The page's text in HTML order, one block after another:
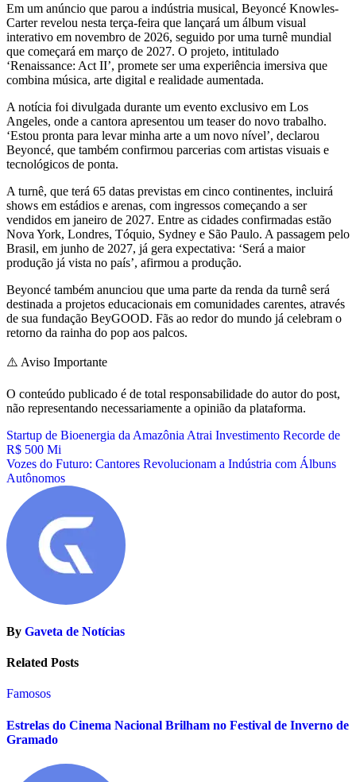
Em um anúncio que parou a indústria musical, Beyoncé Knowles-
Carter revelou nesta terça-feira que lançará um álbum visual
interativo em novembro de 2026, seguido por uma turnê mundial
que começará em março de 2027. O projeto, intitulado
‘Renaissance: Act II’, promete ser uma experiência imersiva que
combina música, arte digital e realidade aumentada.
A notícia foi divulgada durante um evento exclusivo em Los
Angeles, onde a cantora apresentou um teaser do novo trabalho.
‘Estou pronta para levar minha arte a um novo nível’, declarou
Beyoncé, que também confirmou parcerias com artistas visuais e
tecnológicos de ponta.
A turnê, que terá 65 datas previstas em cinco continentes, incluirá
shows em estádios e arenas, com ingressos começando a ser
vendidos em janeiro de 2027. Entre as cidades confirmadas estão
Nova York, Londres, Tóquio, Sydney e São Paulo. A passagem pelo
Brasil, em junho de 2027, já gera expectativa: ‘Será a maior
produção já vista no país’, afirmou a produção.
Beyoncé também anunciou que uma parte da renda da turnê será
destinada a projetos educacionais em comunidades carentes, através
de sua fundação BeyGOOD. Fãs ao redor do mundo já celebram o
retorno da rainha do pop aos palcos.
⚠️ Aviso Importante
O conteúdo publicado é de total responsabilidade do autor do post,
não representando necessariamente a opinião da plataforma.
Navegação
de
Post
Startup de Bioenergia da Amazônia Atrai Investimento Recorde de
R$ 500 Mi
Vozes do Futuro: Cantores Revolucionam a Indústria com Álbuns
Autônomos
By Gaveta de Notícias
Related Posts
Famosos
Estrelas do Cinema Nacional Brilham no Festival de Inverno de
Gramado